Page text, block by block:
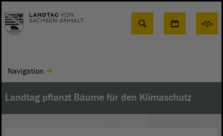
Suche
Navigation
Landtag pflanzt Bäume für den Klimaschutz